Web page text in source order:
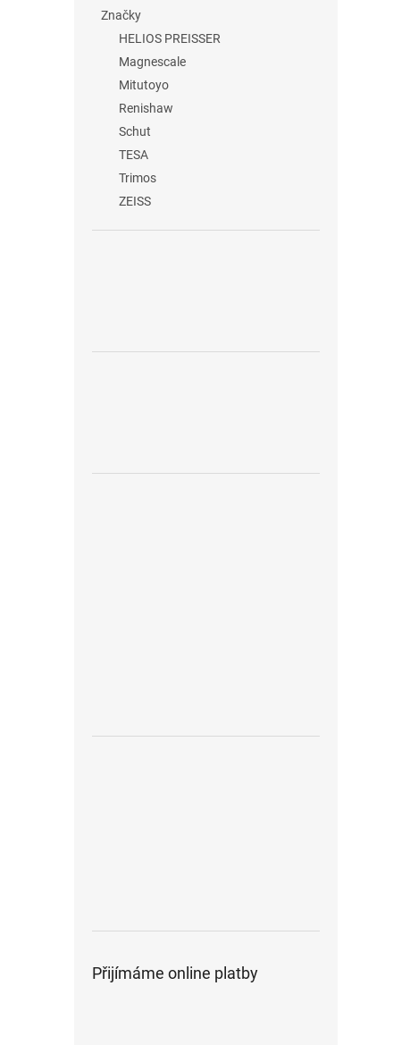
Značky
HELIOS PREISSER
Magnescale
Mitutoyo
Renishaw
Schut
TESA
Trimos
ZEISS
Přijímáme online platby